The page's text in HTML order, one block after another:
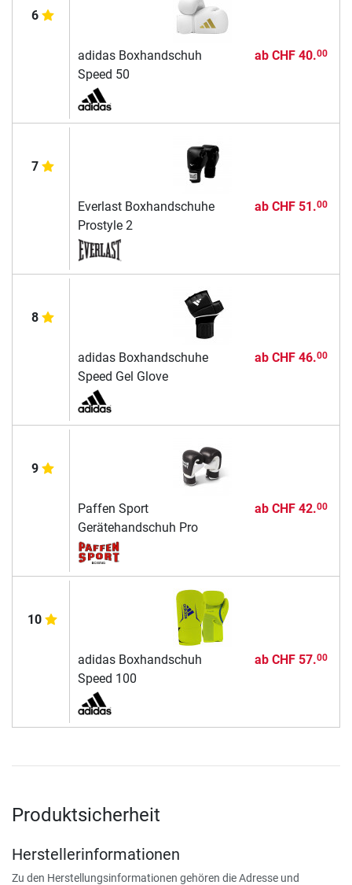
6
adidas Boxhandschuh
Speed 50
ab CHF 40.00
7
Everlast Boxhandschuhe
Prostyle 2
ab CHF 51.00
8
adidas Boxhandschuhe
Speed Gel Glove
ab CHF 46.00
9
Paffen Sport
Gerätehandschuh Pro
ab CHF 42.00
10
adidas Boxhandschuh
Speed 100
ab CHF 57.00
Produktsicherheit
Herstellerinformationen
Zu den Herstellungsinformationen gehören die Adresse und